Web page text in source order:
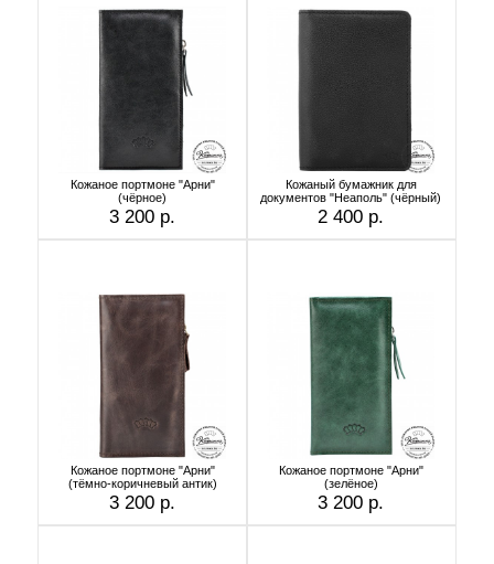
Кожаное портмоне "Арни"
(чёрное)
3 200 р.
Кожаный бумажник для
документов "Неаполь" (чёрный)
2 400 р.
Кожаное портмоне "Арни"
(тёмно-коричневый антик)
3 200 р.
Кожаное портмоне "Арни"
(зелёное)
3 200 р.